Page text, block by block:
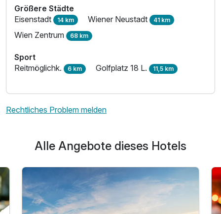
Größere Städte
Eisenstadt 14 km Wiener Neustadt 41 km
Wien Zentrum 68 km
Sport
Reitmöglichk. 6 km Golfplatz 18 L. 11,5 km
Rechtliches Problem melden
Alle Angebote dieses Hotels